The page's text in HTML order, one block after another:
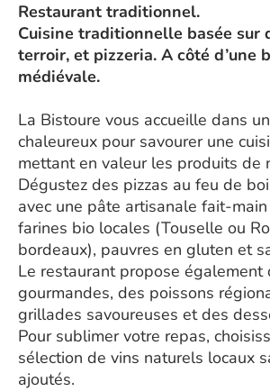
Restaurant traditionnel.
Cuisine traditionnelle basée sur
terroir, et pizzeria. A côté d’une
médiévale.
La Bistoure vous accueille dans
chaleureux pour savourer une
mettant en valeur les produits de
Dégustez des pizzas au feu de
avec une pâte artisanale fait-
farines bio locales (Touselle ou
bordeaux), pauvres en gluten et
Le restaurant propose également
gourmandes, des poissons
grillades savoureuses et des
Pour sublimer votre repas,
sélection de vins naturels locaux
ajoutés.